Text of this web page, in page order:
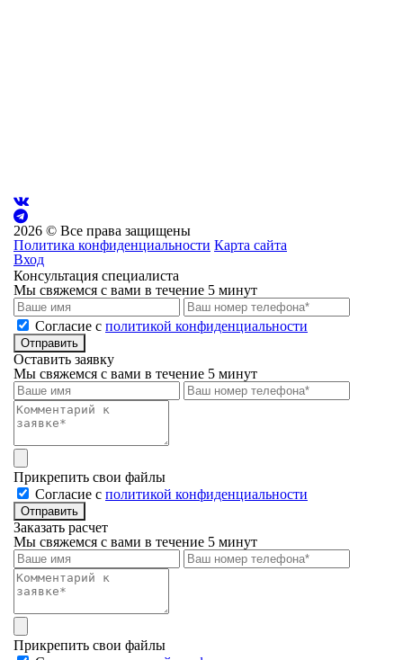
2026 © Все права защищены
Политика конфиденциальности Карта сайта
Вход
Консультация специалиста
Мы свяжемся с вами в течение 5 минут
Cогласие с политикой конфиденциальности
Отправить
Оставить заявку
Мы свяжемся с вами в течение 5 минут
Прикрепить свои файлы
Cогласие с политикой конфиденциальности
Отправить
Заказать расчет
Мы свяжемся с вами в течение 5 минут
Прикрепить свои файлы